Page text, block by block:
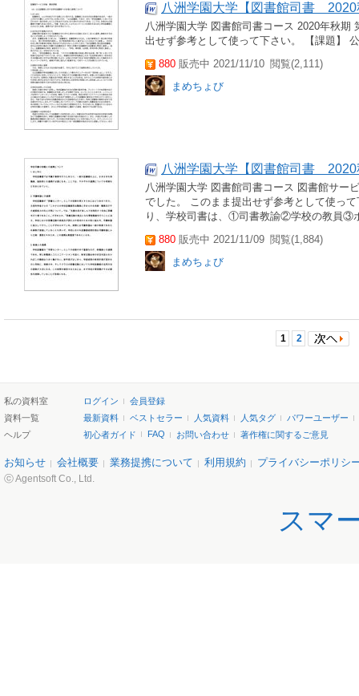
八洲学園大学【図書館司書
八洲学園大学 図書館司書コース 2020年秋期
出せず参考として使って下さい。 【課題】
880 販売中 2021/11/10 閲覧(2,111)
まめちょび
八洲学園大学【図書館司書
八洲学園大学 図書館司書コース 図書館サー
でした。 このまま提出せず参考として使っ
り、学校司書は、①司書教諭②学校の教員③
880 販売中 2021/11/09 閲覧(1,884)
まめちょび
1 2
私の資料室 ログイン
会員登録
資料一覧
最新資料 ベストセラー 人気資料 人気タグ
パワーユーザー
ヘルプ
初心者ガイド FAQ お問い合わせ 著作権に関するご意見
お知らせ 会社概要 業務提携について 利用規約 プライバシーポリシ
ⓒ Agentsoft Co., Ltd.
スマ